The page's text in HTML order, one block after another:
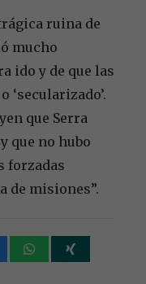
ruina de
mucho
ido y de que las
‘secularizado’.
que Serra
que no hubo
forzadas
de misiones”.